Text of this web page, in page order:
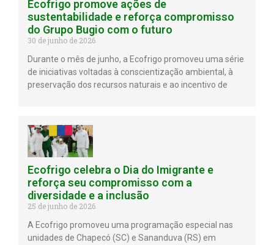
Ecofrigo promove ações de
sustentabilidade e reforça compromisso
do Grupo Bugio com o futuro
30 de junho de 2026
Durante o mês de junho, a Ecofrigo promoveu uma série
de iniciativas voltadas à conscientização ambiental, à
preservação dos recursos naturais e ao incentivo de
Ecofrigo celebra o Dia do Imigrante e
reforça seu compromisso com a
diversidade e a inclusão
25 de junho de 2026
A Ecofrigo promoveu uma programação especial nas
unidades de Chapecó (SC) e Sananduva (RS) em